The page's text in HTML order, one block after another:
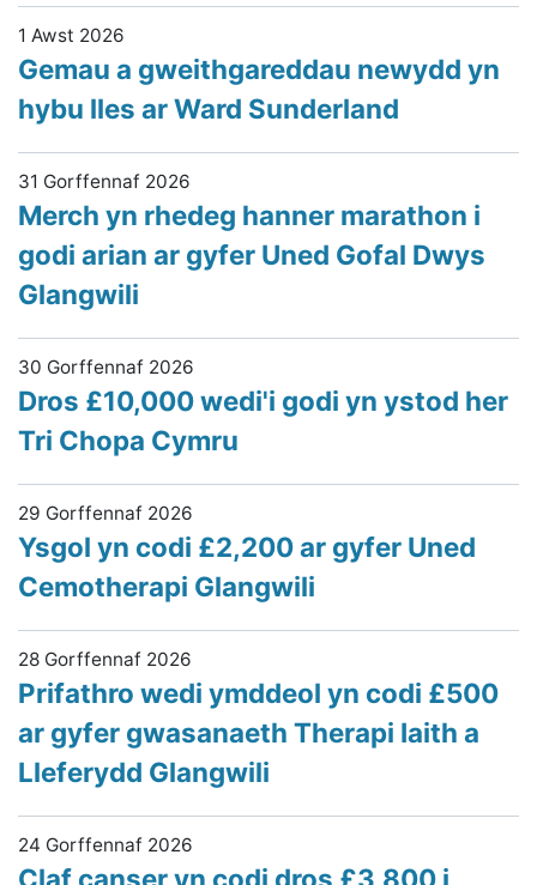
1 Awst 2026
Gemau a gweithgareddau newydd yn
hybu lles ar Ward Sunderland
31 Gorffennaf 2026
Merch yn rhedeg hanner marathon i
godi arian ar gyfer Uned Gofal Dwys
Glangwili
30 Gorffennaf 2026
Dros £10,000 wedi'i godi yn ystod her
Tri Chopa Cymru
29 Gorffennaf 2026
Ysgol yn codi £2,200 ar gyfer Uned
Cemotherapi Glangwili
28 Gorffennaf 2026
Prifathro wedi ymddeol yn codi £500
ar gyfer gwasanaeth Therapi Iaith a
Lleferydd Glangwili
24 Gorffennaf 2026
Claf canser yn codi dros £3,800 i